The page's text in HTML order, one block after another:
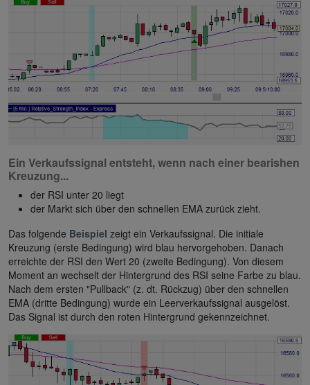
Ein Verkaufssignal entsteht, wenn nach einer bearishen
Kreuzung...
der RSI unter 20 liegt
der Markt sich über den schnellen EMA zurück zieht.
Das folgende Beispiel zeigt ein Verkaufssignal. Die initiale
Kreuzung (erste Bedingung) wird blau hervorgehoben. Danach
erreichte der RSI den Wert 20 (zweite Bedingung). Von diesem
Moment an wechselt der Hintergrund des RSI seine Farbe zu blau.
Nach dem ersten "Pullback" (z. dt. Rückzug) über den schnellen
EMA (dritte Bedingung) wurde ein Leerverkaufssignal ausgelöst.
Das Signal ist durch den roten Hintergrund gekennzeichnet.